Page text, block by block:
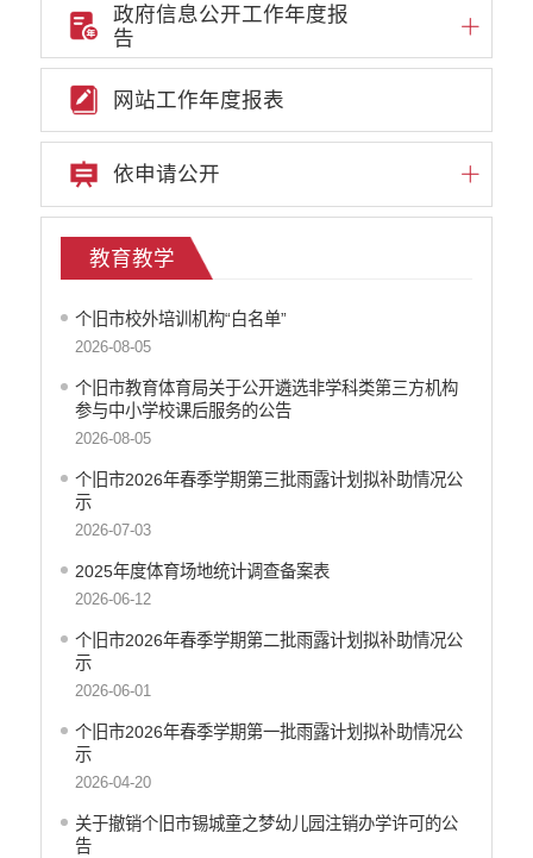
行政审批信息
环保信息
就业创业
文化、旅游
民政信息
乡村振兴
农业发展
气象信息
水务信息
林业信息
教育教学
医疗卫生
重大建设项目信息
住房和建设
自然资源
公共资源交易信息
统计信息
地方志
权责清单
行政许可
行政处罚和行政强制
减税降费
政府信息公开工作年度报
告
网站工作年度报表
依申请公开
教育教学
个旧市校外培训机构“白名单”
2026-08-05
个旧市教育体育局关于公开遴选非学科类第三方机构
参与中小学校课后服务的公告
2026-08-05
个旧市2026年春季学期第三批雨露计划拟补助情况公
示
2026-07-03
2025年度体育场地统计调查备案表
2026-06-12
个旧市2026年春季学期第二批雨露计划拟补助情况公
示
2026-06-01
个旧市2026年春季学期第一批雨露计划拟补助情况公
示
2026-04-20
关于撤销个旧市锡城童之梦幼儿园注销办学许可的公
告